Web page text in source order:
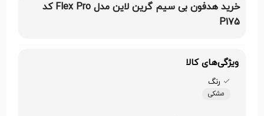
خرید هدفون بی سیم گرین لاین مدل Flex Pro کد
P175
ویژگی‌های کالا
رنگ
مشکی